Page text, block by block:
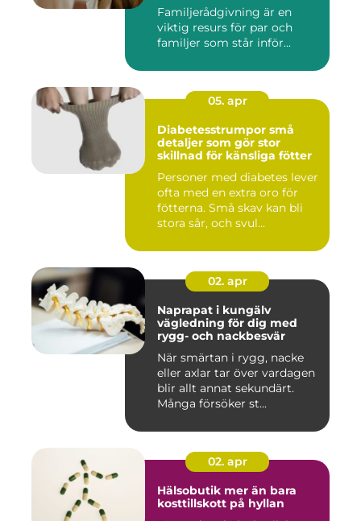
Familjerådgivning är en
viktig resurs för par och
familjer som står inför...
05. apr
Diabetesstrumpor små
detaljer som gör stor
skillnad för känsliga fötter
Personer med diabetes lever
ofta med en extra oro för
fötterna. Små skav kan bli
stora sår, och svul...
02. apr
Naprapat i kungälv
vägledning för dig med
rygg- och nackbesvär
När smärtan i rygg, nacke
eller axlar tar över vardagen
blir allt annat sekundärt.
Många försöker st...
02. apr
Hälsobutik mer än bara
kosttillskott på hyllan